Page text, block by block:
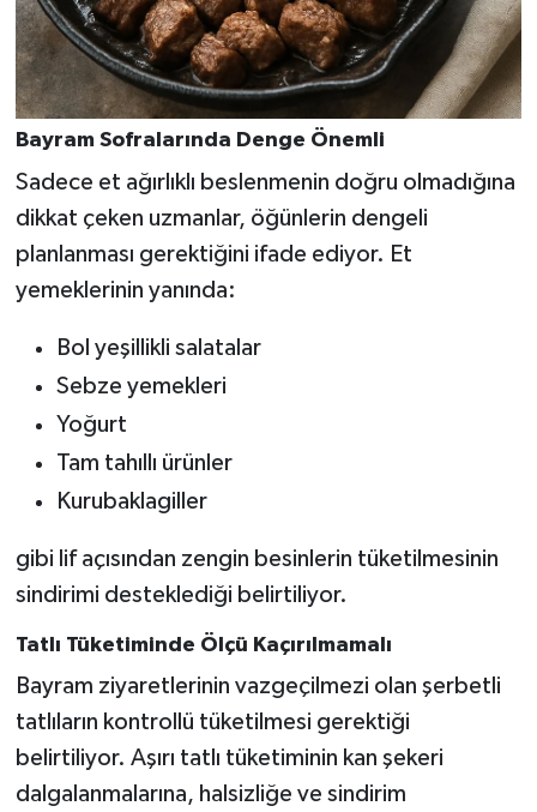
Bayram Sofralarında Denge Önemli
Sadece et ağırlıklı beslenmenin doğru olmadığına
dikkat çeken uzmanlar, öğünlerin dengeli
planlanması gerektiğini ifade ediyor. Et
yemeklerinin yanında:
Bol yeşillikli salatalar
Sebze yemekleri
Yoğurt
Tam tahıllı ürünler
Kurubaklagiller
gibi lif açısından zengin besinlerin tüketilmesinin
sindirimi desteklediği belirtiliyor.
Tatlı Tüketiminde Ölçü Kaçırılmamalı
Bayram ziyaretlerinin vazgeçilmezi olan şerbetli
tatlıların kontrollü tüketilmesi gerektiği
belirtiliyor. Aşırı tatlı tüketiminin kan şekeri
dalgalanmalarına, halsizliğe ve sindirim